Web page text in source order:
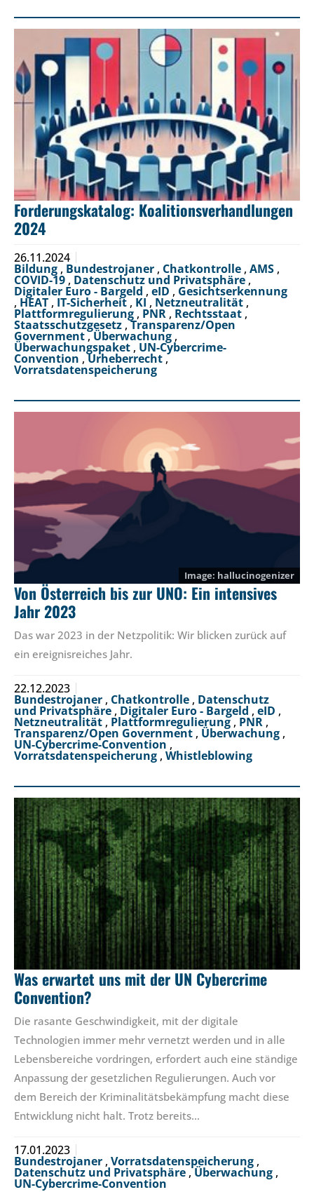
Forderungskatalog: Koalitionsverhandlungen
2024
26.11.2024
Bildung , Bundestrojaner , Chatkontrolle , AMS ,
COVID-19 , Datenschutz und Privatsphäre ,
Digitaler Euro - Bargeld , eID , Gesichtserkennung
, HEAT , IT-Sicherheit , KI , Netzneutralität ,
Plattformregulierung , PNR , Rechtsstaat ,
Staatsschutzgesetz ,Transparenz/Open
Government,Überwachung ,
Überwachungspaket , UN-Cybercrime-
Convention ,Urheberrecht ,
Vorratsdatenspeicherung
hallucinogenizer
Von Österreich bis zur UNO: Ein intensives
Jahr 2023
Das war 2023 in der Netzpolitik: Wir blicken zurück auf
ein ereignisreiches Jahr.
22.12.2023
Bundestrojaner , Chatkontrolle , Datenschutz
und Privatsphäre , Digitaler Euro - Bargeld , eID ,
Netzneutralität , Plattformregulierung, PNR ,
Transparenz/Open Government , Überwachung ,
UN-Cybercrime-Convention ,
Vorratsdatenspeicherung , Whistleblowing
Was erwartet uns mit der UN Cybercrime
Convention?
Die rasante Geschwindigkeit, mit der digitale
Technologien immer mehr vernetzt werden und in alle
Lebensbereiche vordringen, erfordert auch eine ständige
Anpassung der gesetzlichen Regulierungen. Auch vor
dem Bereich der Kriminalitätsbekämpfung macht diese
Entwicklung nicht halt. Trotz bereits…
17.01.2023
Bundestrojaner , Vorratsdatenspeicherung ,
Datenschutz und Privatsphäre ,Überwachung ,
UN-Cybercrime-Convention